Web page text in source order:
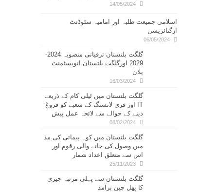
14/05/2024
اسلامی جمیعت طلبہ اور امامیہ سٹوڈنٹ
آرگنائزیشن
06/05/2024
گلگت بلتستان ترقیاتی منصوبہ 2024-
2029 اورگلگت بلتستان انویسٹمنٹ
پلان
16/03/2024
گلگت بلتستان میں ٹیلی کام کے ذریعے
IT اور فری لانسنگ کے شعبے کو فروغ
دینے کے حوالے سے لائحہ عمل پیش
08/02/2024
گلگت بلتستان میں کوہ پیمائی کی مد
میں وصول کی جانے والی رقوم اور
اس سے متعلق اعداد شمار
25/11/2023
گلگت بلتستان سے پہلی مرتبہ چیری
کا پھل چین برآمد